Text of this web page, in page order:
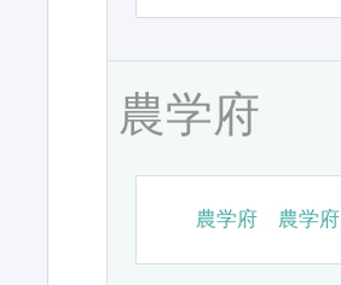
農学府
農学府 農学府